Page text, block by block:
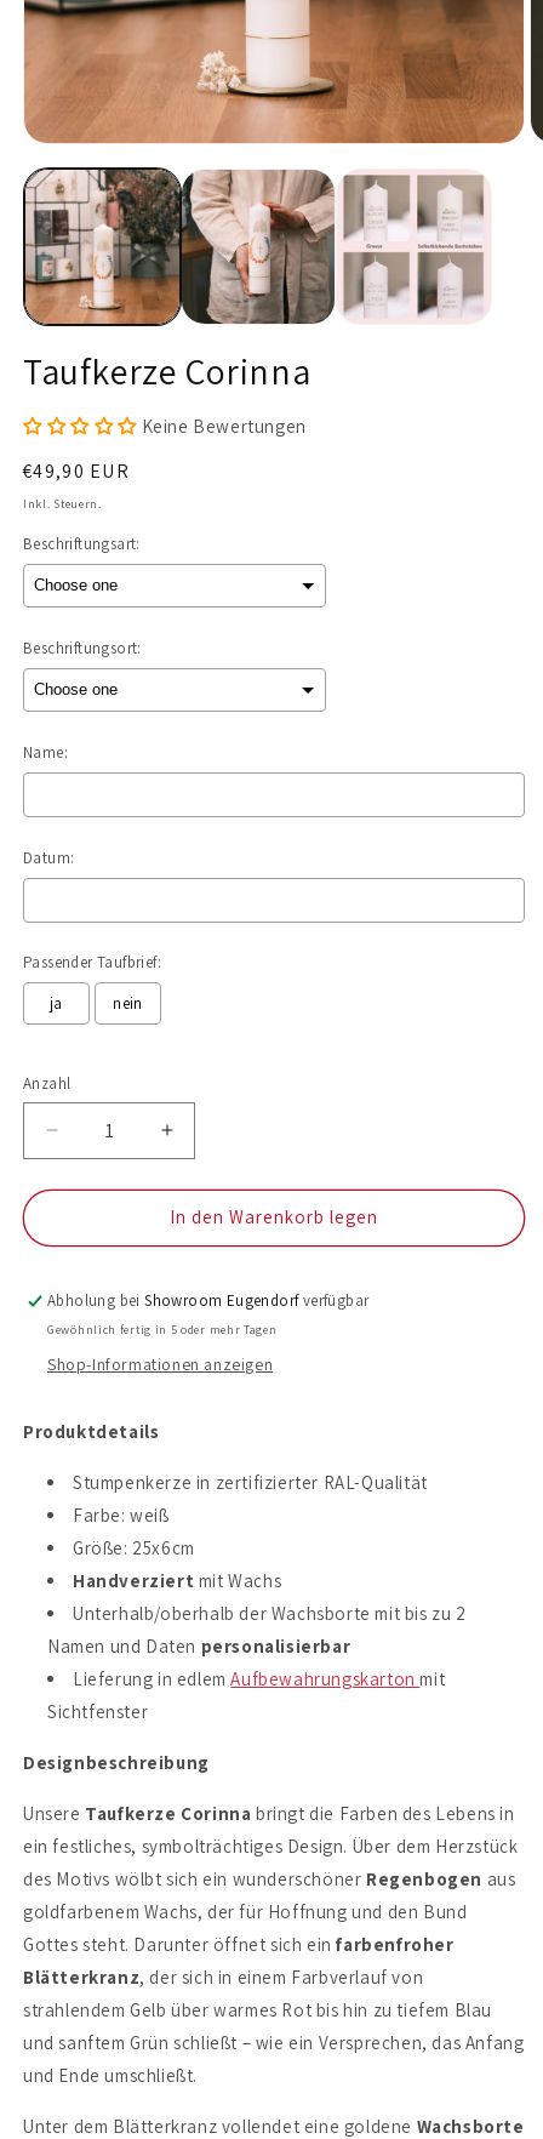
1
in
Modal
öffnen
Taufkerze Corinna
Keine Bewertungen
Normaler
Preis
€49,90 EUR
Inkl. Steuern.
Beschriftungsart:
Beschriftungsort:
Name:
Datum:
Passender Taufbrief:
ja
nein
Selection will add
Anzahl
Anzahl
Verringere
die
Menge
Taufkerze
Erhöhe
die
Menge
für
Taufkerze
In den Warenkorb legen
Abholung beiShowroom Eugendorfverfügbar
Gewöhnlich fertig in 5 oder mehr Tagen
Shop-Informationen anzeigen
Produktdetails
Stumpenkerze in zertifizierter RAL-Qualität
Farbe: weiß
Größe: 25x6cm
Handverziert mit Wachs
Unterhalb/oberhalb der Wachsborte mit bis zu 2
Namen und Daten personalisierbar
Lieferung in edlemAufbewahrungskartonmit
Sichtfenster
Designbeschreibung
Unsere Taufkerze Corinna bringt die Farben des Lebens in
ein festliches, symbolträchtiges Design. Über dem Herzstück
des Motivs wölbt sich ein wunderschöner Regenbogen aus
goldfarbenem Wachs, der für Hoffnung und den Bund
Gottes steht. Darunter öffnet sich einfarbenfroher
Blätterkranz, der sich in einem Farbverlauf von
strahlendem Gelb über warmes Rot bis hin zu tiefem Blau
und sanftem Grün schließt – wie ein Versprechen, das Anfang
und Ende umschließt.
Unter dem Blätterkranz vollendet eine goldene Wachsborte